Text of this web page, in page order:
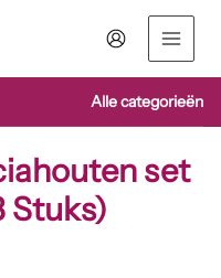
Alle categorieën
set
Stuks)